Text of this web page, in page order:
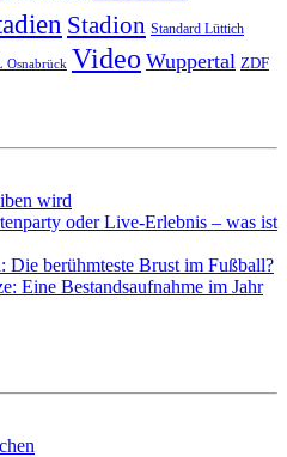
Stadion Standard Lüttich
Osnabrück Video Wuppertal ZDF
wird
oder Live-Erlebnis – was ist
Die berühmteste Brust im Fußball?
Eine Bestandsaufnahme im Jahr